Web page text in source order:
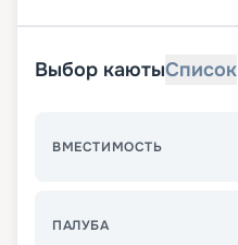
Выбор каютыСписок
ВМЕСТИМОСТЬ
ПАЛУБА